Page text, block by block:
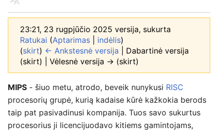
Kalba
23:21, 23 rugpjūčio 2025 versija, sukurta
Ratukai (Aptarimas indėlis)
(skirt) ← Ankstesnė versija | Dabartinė versija
(skirt) | Vėlesnė versija → (skirt)
MIPS - šiuo metu, atrodo, beveik nunykusi RISC
procesorių grupė, kurią kadaise kūrė kažkokia berods
taip pat pasivadinusi kompanija. Tuos savo sukurtus
procesorius ji licencijuodavo kitiems gamintojams,